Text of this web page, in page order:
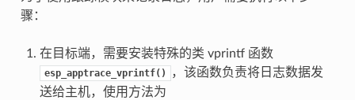
骤：
在目标端，需要安装特殊的类 vprintf 函数
esp_apptrace_vprintf()
，该函数负责将日志数据发
送给主机，使用方法为